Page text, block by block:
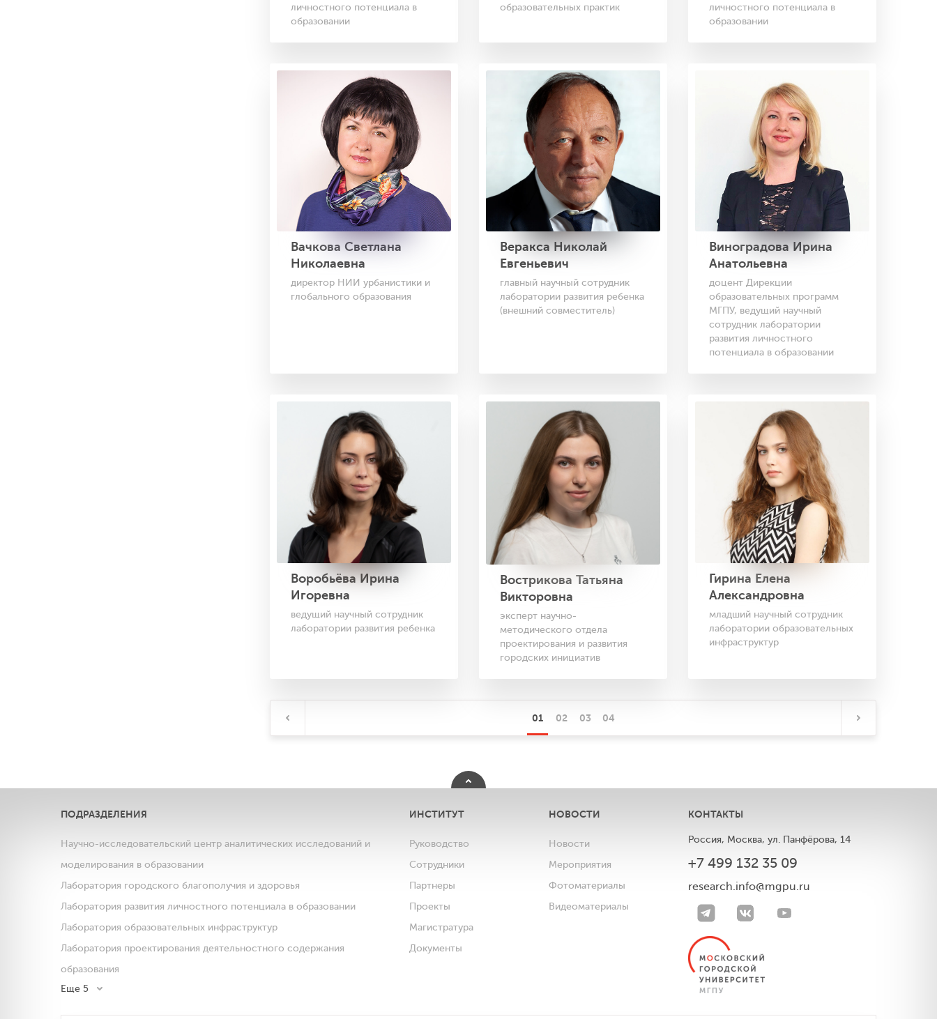
личностного потенциала в
образовании
образовательных практик
личностного потенциала в
образовании
Вачкова Светлана
Николаевна
директор НИИ урбанистики и
глобального образования
Веракса Николай
Евгеньевич
главный научный сотрудник
лаборатории развития ребенка
(внешний совместитель)
Виноградова Ирина
Анатольевна
доцент Дирекции
образовательных программ
МГПУ, ведущий научный
сотрудник лаборатории
развития личностного
потенциала в образовании
Воробьёва Ирина
Игоревна
ведущий научный сотрудник
лаборатории развития ребенка
Вострикова Татьяна
Викторовна
эксперт научно-
методического отдела
проектирования и развития
городских инициатив
Гирина Елена
Александровна
младший научный сотрудник
лаборатории образовательных
инфраструктур
01 02 03 04
ПОДРАЗДЕЛЕНИЯ
Научно-исследовательский центр аналитических исследований и
моделирования в образовании
Лаборатория городского благополучия и здоровья
Лаборатория развития личностного потенциала в образовании
Лаборатория образовательных инфраструктур
Лаборатория проектирования деятельностного содержания
образования
Еще 5
ИНСТИТУТ
Руководство
Сотрудники
Партнеры
Проекты
Магистратура
Документы
НОВОСТИ
Новости
Мероприятия
Фотоматериалы
Видеоматериалы
КОНТАКТЫ
Россия, Москва, ул. Панфёрова, 14
+7 499 132 35 09
research.info@mgpu.ru